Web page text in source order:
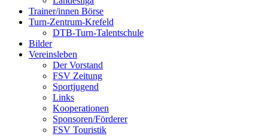
Trainer/innen Börse
Turn-Zentrum-Krefeld
DTB-Turn-Talentschule
Bilder
Vereinsleben
Der Vorstand
FSV Zeitung
Sportjugend
Links
Kooperationen
Sponsoren/Förderer
FSV Touristik